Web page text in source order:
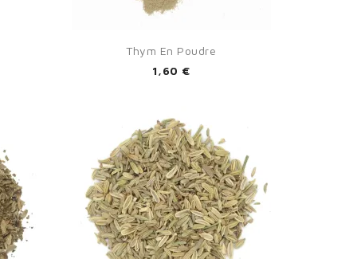
Aperçu rapide
Thym En Poudre
1,60 €